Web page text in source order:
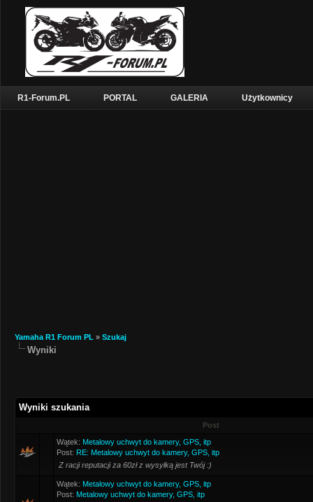
R1-Forum.PL PORTAL GALERIA Użytkownicy
Yamaha R1 Forum PL » Szukaj
Wyniki
Wyniki szukania
Post
Wątek: Metalowy uchwyt do kamery, GPS, itp
Post: RE: Metalowy uchwyt do kamery, GPS, itp
Z racji reputacji za 60zł z wysyłką jest Twój :)
Wątek: Metalowy uchwyt do kamery, GPS, itp
Post: Metalowy uchwyt do kamery, GPS, itp